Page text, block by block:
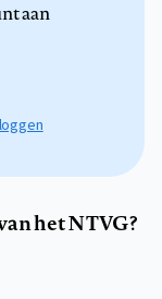
aan
het NTVG?